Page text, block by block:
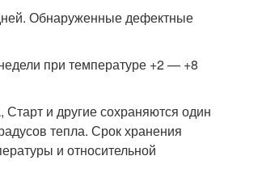
Обнаруженные дефектные
при температуре +2 — +8
и другие сохраняются один
тепла. Срок хранения
и относительной